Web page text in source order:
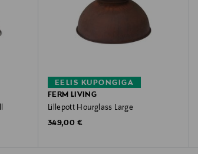
EELIS KUPONGIGA
FERM LIVING
Lillepott Hourglass Large
Original Price
349,00 €